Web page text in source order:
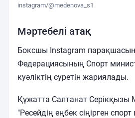
instagram/@medenova_s1
Мәртебелі атақ
Боксшы Instagram
Федерациясының Спорт
куәліктің суретін жариялады.
Құжатта Салтанат Серікқызы
"Ресейдің еңбек сіңірген